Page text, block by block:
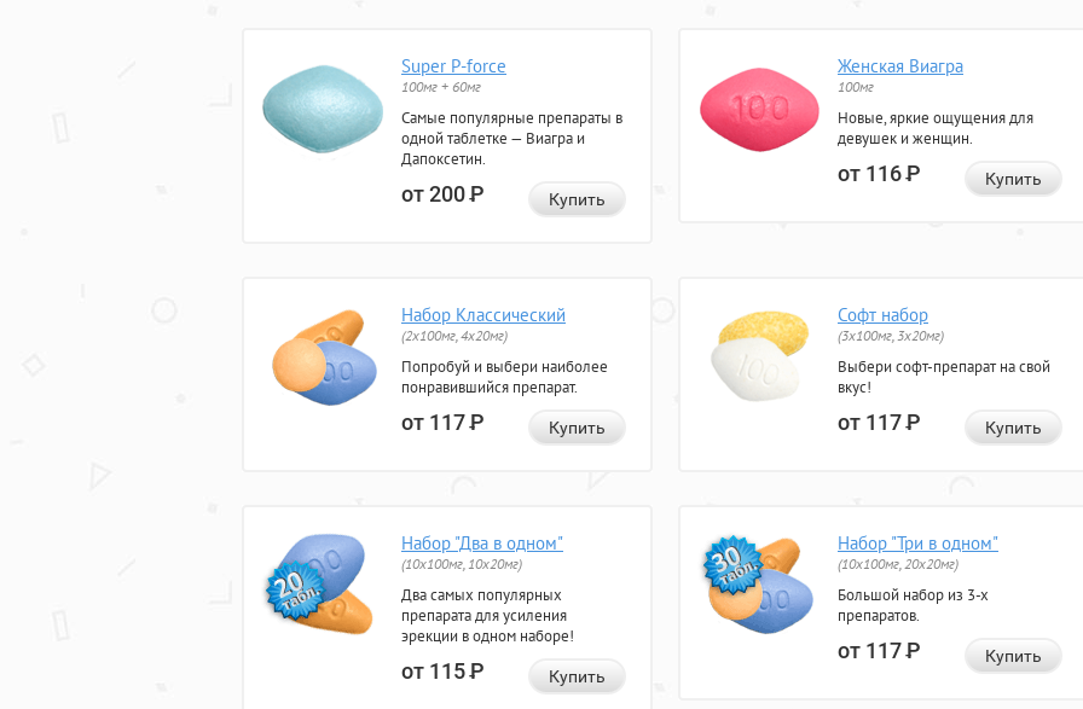
Super P-force
100мг + 60мг
Самые популярные препараты в
одной таблетке — Виагра и
Дапоксетин.
от 200Р Купить
Женская Виагра
100мг
Новые, яркие ощущения для
девушек и женщин.
от 116Р Купить
Набор Классический
(2x100мг, 4x20мг)
Попробуй и выбери наиболее
понравившийся препарат.
от 117Р Купить
Софт набор
(3x100мг, 3x20мг)
Выбери софт-препарат на свой
вкус!
от 117Р Купить
Набор "Два в одном"
(10x100мг, 10x20мг)
Два самых популярных
препарата для усиления
эрекции в одном наборе!
от 115Р Купить
Набор "Три в одном"
(10x100мг, 20x20мг)
Большой набор из 3-х
препаратов.
от 117Р Купить